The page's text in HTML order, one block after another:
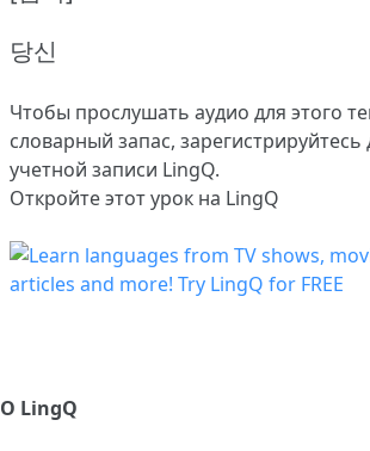
당신
Чтобы прослушать аудио для этого
словарный запас, зарегистрируйтесь
учетной записи LingQ.
Откройте этот урок на LingQ
О LingQ